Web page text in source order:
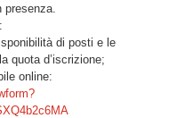
di posti e le
quota d’iscrizione;
online: